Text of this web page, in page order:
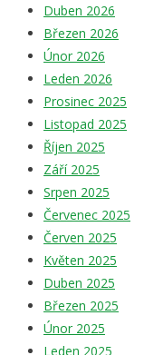
Duben 2026
Březen 2026
Únor 2026
Leden 2026
Prosinec 2025
Listopad 2025
Říjen 2025
Září 2025
Srpen 2025
Červenec 2025
Červen 2025
Květen 2025
Duben 2025
Březen 2025
Únor 2025
Leden 2025